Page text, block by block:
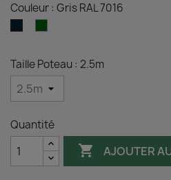
Couleur : Gris RAL 7016
Taille Poteau : 2.5m
Quantité
 AJOUTER